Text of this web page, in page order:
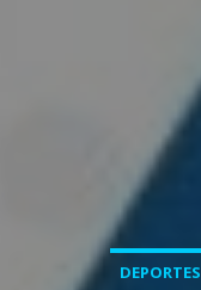
DEPORTES